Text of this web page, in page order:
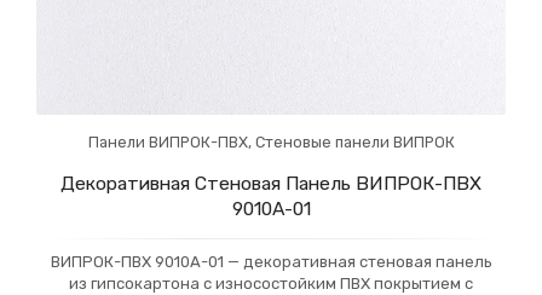
Панели ВИПРОК-ПВХ, Стеновые панели ВИПРОК
Декоративная Стеновая Панель ВИПРОК-ПВХ
9010A-01
ВИПРОК-ПВХ 9010A-01 — декоративная стеновая панель
из гипсокартона с износостойким ПВХ покрытием с